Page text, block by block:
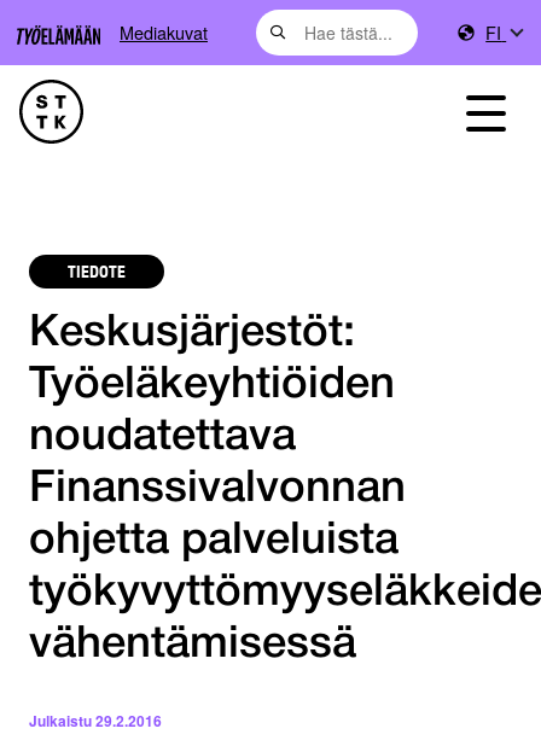
Mediakuvat FI
TIEDOTE
Keskusjärjestöt:
Työeläkeyhtiöiden
noudatettava
Finanssivalvonnan
ohjetta palveluista
vähentämisessä
Julkaistu29.2.2016